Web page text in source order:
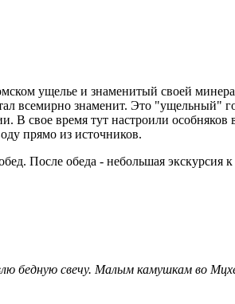
ущелье и знаменитый своей
всемирно знаменит. Это "ущельный"
В свое время тут настроили
прямо из источников.
После обеда - небольшая экскурсия
бедную свечу. Малым камушкам во